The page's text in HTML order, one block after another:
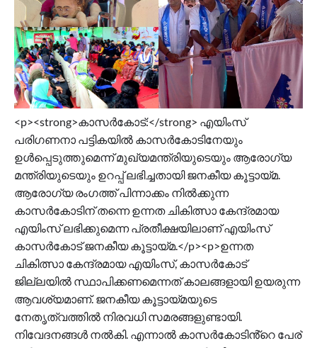
<p><strong>കാസർകോട്:</strong> എയിംസ്
പരിഗണനാ പട്ടികയിൽ കാസർകോടിനേയും
ഉൾപ്പെടുത്തുമെന്ന് മുഖ്യമന്ത്രിയുടെയും ആരോഗ്യ
മന്ത്രിയുടെയും ഉറപ്പ് ലഭിച്ചതായി ജനകീയ കൂട്ടായ്മ.
ആരോഗ്യ രംഗത്ത് പിന്നാക്കം നിൽക്കുന്ന
കാസർകോടിന് തന്നെ ഉന്നത ചികിത്സാ കേന്ദ്രമായ
എയിംസ് ലഭിക്കുമെന്ന പ്രതീക്ഷയിലാണ് എയിംസ്
കാസർകോട് ജനകീയ കൂട്ടായ്മ.</p><p>ഉന്നത
ചികിത്സാ കേന്ദ്രമായ എയിംസ്, കാസർകോട്
ജില്ലയിൽ സ്ഥാപിക്കണമെന്നത് കാലങ്ങളായി ഉയരുന്ന
ആവശ്യമാണ്. ജനകീയ കൂട്ടായ്മയുടെ
നേതൃത്വത്തിൽ നിരവധി സമരങ്ങളുണ്ടായി.
നിവേദനങ്ങൾ നൽകി. എന്നാൽ കാസർകോടിൻ്റെ പേര്